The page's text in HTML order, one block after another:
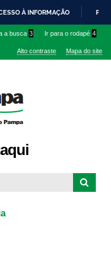
À INFORMAÇÃO
a busca 3 Ir para o rodapé 4
Alto contraste Mapa do site